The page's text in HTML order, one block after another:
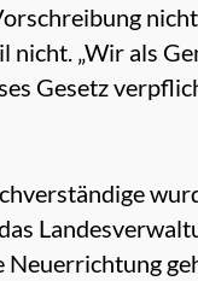
„Wir als
Gesetz